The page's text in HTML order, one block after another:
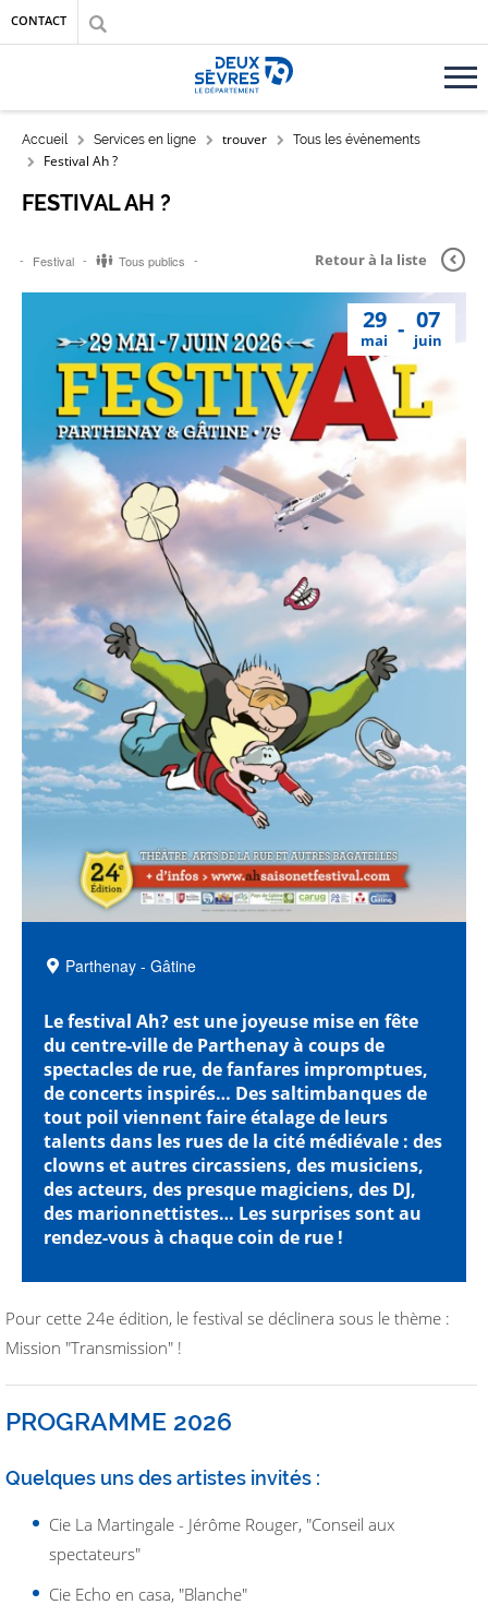
Aller au contenu principal
Aller au menu
Aller à la recherche
CONTACT
Accueil département des Deux-Sèvres
FIL D'ARIANE
Accueil Services en ligne trouver Tous les évènements
Festival Ah ?
FESTIVAL AH ?
Festival Tous publics Retour à la liste
29
mai
07
juin
Parthenay - Gâtine
Le festival Ah? est une joyeuse mise en fête
du centre-ville de Parthenay à coups de
spectacles de rue, de fanfares impromptues,
de concerts inspirés… Des saltimbanques de
tout poil viennent faire étalage de leurs
talents dans les rues de la cité médiévale : des
clowns et autres circassiens, des musiciens,
des acteurs, des presque magiciens, des DJ,
des marionnettistes… Les surprises sont au
rendez-vous à chaque coin de rue !
Pour cette 24e édition, le festival se déclinera sous le thème :
Mission "Transmission" !
PROGRAMME 2026
Quelques uns des artistes invités :
Cie La Martingale - Jérôme Rouger, "Conseil aux
spectateurs"
Cie Echo en casa, "Blanche"